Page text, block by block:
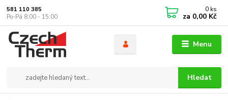
Menu
Hledat
581 110 385
Po-Pá 8:00 - 15:00
0 ks
za 0,00 Kč